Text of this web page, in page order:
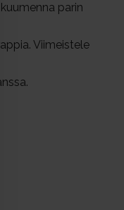
parin
Viimeistele